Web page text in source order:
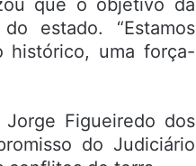
estado. “Estamos
histórico, uma força-
Figueiredo dos
do Judiciário